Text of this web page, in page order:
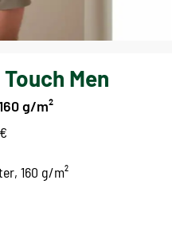
Men
g/m²
160 g/m²